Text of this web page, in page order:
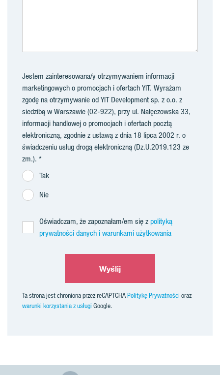
Jestem zainteresowana/y otrzymywaniem informacji
marketingowych o promocjach i ofertach YIT. Wyrażam
zgodę na otrzymywanie od YIT Development sp. z o.o. z
siedzibą w Warszawie (02-922), przy ul. Nałęczowska 33,
informacji handlowej o promocjach i ofertach pocztą
elektroniczną, zgodnie z ustawą z dnia 18 lipca 2002 r. o
świadczeniu usług drogą elektroniczną (Dz.U.2019.123 ze
zm.).
Tak
Nie
Oświadczam, że zapoznałam/em się z polityką
prywatności danych i warunkami użytkowania
Wyślij
Ta strona jest chroniona przez reCAPTCHAPolitykę Prywatności oraz
warunki korzystania z usługi Google.